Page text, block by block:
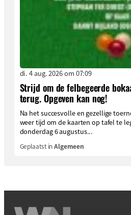
di. 4 aug. 2026 om 07:09
Strijd om de felbegeerde
terug. Opgeven kan nog!
Na het succesvolle en gezellige
weer tijd om de kaarten op tafel te
donderdag 6 augustus...
Geplaatst inAlgemeen